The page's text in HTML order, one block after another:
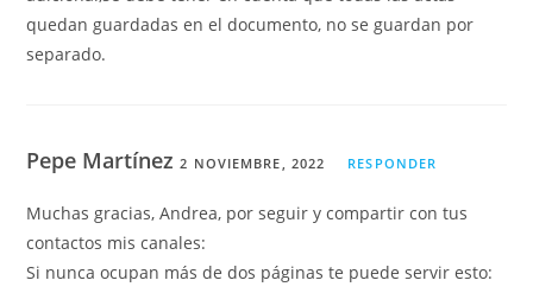
quedan guardadas en el documento, no se guardan por
separado.
Pepe Martínez2 NOVIEMBRE, 2022 RESPONDER
Muchas gracias, Andrea, por seguir y compartir con tus
contactos mis canales:
Si nunca ocupan más de dos páginas te puede servir esto: